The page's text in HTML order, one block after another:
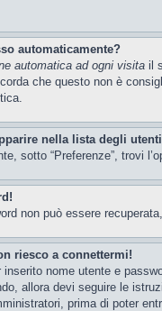
automaticamente?
automatica ad ogni visita il
che questo non è
nella lista degli
sotto “Preferenze”, trovi
non può essere
riesco a connettermi!
inserito nome utente e
allora devi seguire le
prima di poter